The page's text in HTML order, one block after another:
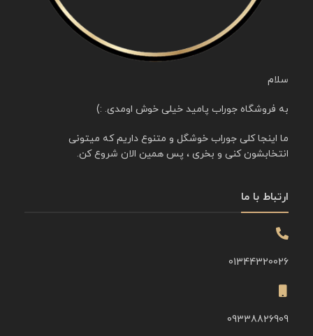
سلام
به فروشگاه جوراب پامید خیلی خوش اومدی. :)
ما اینجا کلی جوراب خوشگل و متنوع داریم که میتونی
انتخابشون کنی و بخری ، پس همین الان شروع کن.
ارتباط با ما
01344320026
09338826909